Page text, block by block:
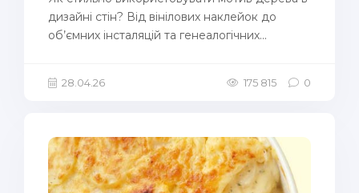
дизайні стін? Від вінілових наклейок до
об’ємних інсталяцій та генеалогічних...
28.04.26 175 815 0